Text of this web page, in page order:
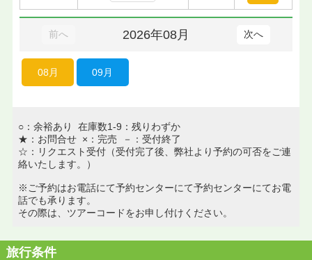
前へ 2026年08月 次へ
08月 09月
○：余裕あり 在庫数1-9：残りわずか
★：お問合せ ×：完売 －：受付終了
☆：リクエスト受付（受付完了後、弊社より予約の可否をご連
絡いたします。）
※ご予約はお電話にて予約センターにて予約センターにてお電
話でも承ります。
その際は、ツアーコードをお申し付けください。
旅行条件